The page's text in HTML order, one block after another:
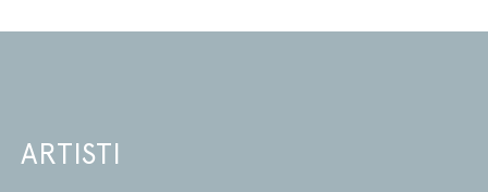
ARTISTI